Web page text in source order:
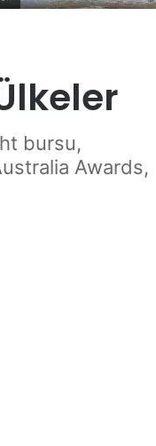
bursu,
Awards,